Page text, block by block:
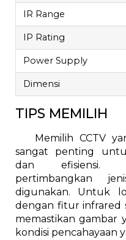
IR Range
IP Rating
Power Supply
Dimensi
TIPS MEMILIH
Memilih CCTV
sangat penting
dan efisiensi.
pertimbangkan
digunakan. Untuk
dengan fitur infrared
memastikan gambar
kondisi pencahayaan